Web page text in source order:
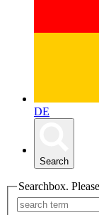
DE
Search
Searchbox.